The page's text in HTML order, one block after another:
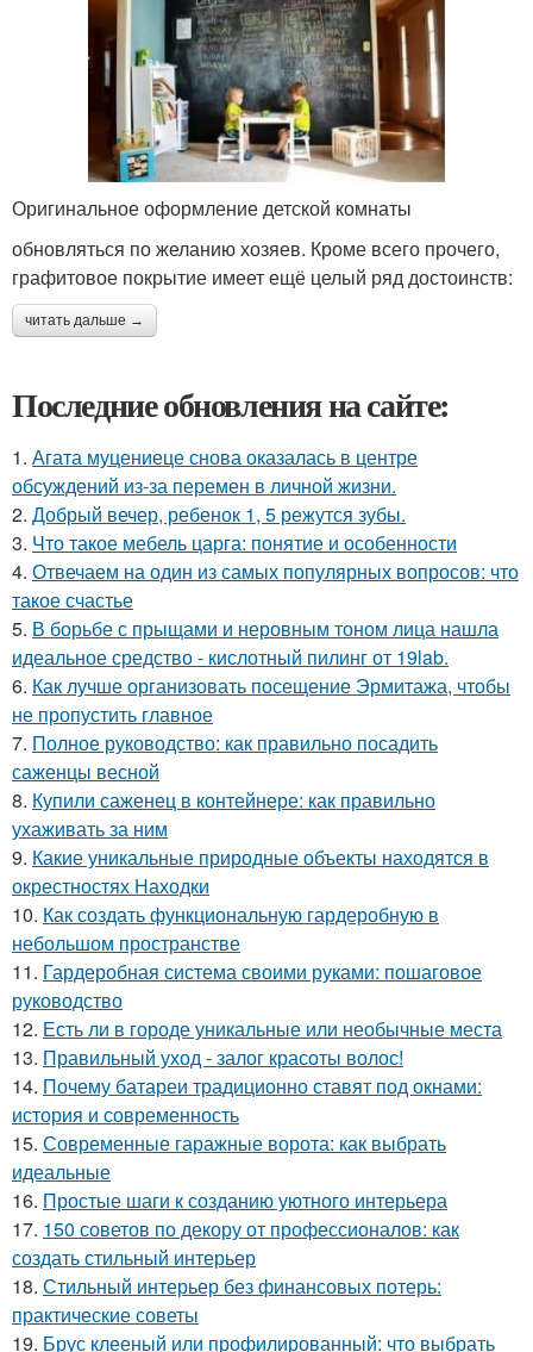
Оригинальное оформление детской комнаты
обновляться по желанию хозяев. Кроме всего прочего,
графитовое покрытие имеет ещё целый ряд достоинств:
читать дальше →
Последние обновления на сайте:
1. Агата муцениеце снова оказалась в центре
обсуждений из-за перемен в личной жизни.
2. Добрый вечер, ребенок 1, 5 режутся зубы.
3. Что такое мебель царга: понятие и особенности
4. Отвечаем на один из самых популярных вопросов: что
такое счастье
5. В борьбе с прыщами и неровным тоном лица нашла
идеальное средство - кислотный пилинг от 19lab.
6. Как лучше организовать посещение Эрмитажа, чтобы
не пропустить главное
7. Полное руководство: как правильно посадить
саженцы весной
8. Купили саженец в контейнере: как правильно
ухаживать за ним
9. Какие уникальные природные объекты находятся в
окрестностях Находки
10. Как создать функциональную гардеробную в
небольшом пространстве
11. Гардеробная система своими руками: пошаговое
руководство
12. Есть ли в городе уникальные или необычные места
13. Правильный уход - залог красоты волос!
14. Почему батареи традиционно ставят под окнами:
история и современность
15. Современные гаражные ворота: как выбрать
идеальные
16. Простые шаги к созданию уютного интерьера
17. 150 советов по декору от профессионалов: как
создать стильный интерьер
18. Стильный интерьер без финансовых потерь:
практические советы
19. Брус клееный или профилированный: что выбрать